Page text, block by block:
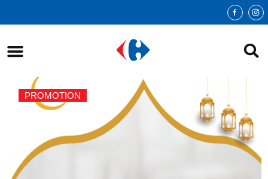
PROMOTION